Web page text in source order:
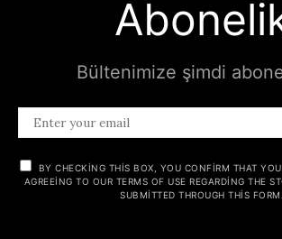
Bültenimize şimdi
BY CHECKING THIS BOX, YOU CONFIRM THAT
AGREEING TO OUR TERMS OF USE REGARDING THE
SUBMITTED THROUGH THIS FORM.